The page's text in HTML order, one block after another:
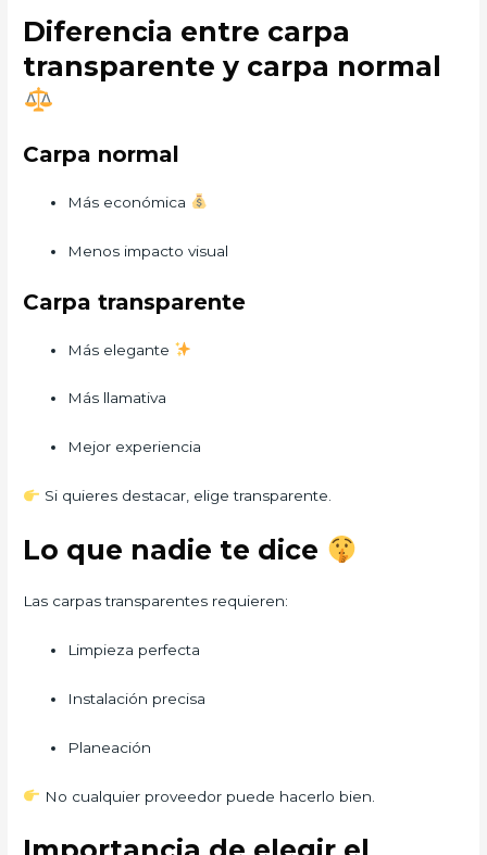
Diferencia entre carpa
transparente y carpa normal
Carpa normal
Más económica
Menos impacto visual
Carpa transparente
Más elegante
Más llamativa
Mejor experiencia
Si quieres destacar, elige transparente.
Lo que nadie te dice
Las carpas transparentes requieren:
Limpieza perfecta
Instalación precisa
Planeación
No cualquier proveedor puede hacerlo bien.